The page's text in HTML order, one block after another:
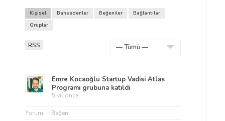
Kişisel Bahsedenler Beğeniler
Bağlantılar
Gruplar
RSS
Emre Kocaoğlu Startup Vadisi Atlas
Programı grubuna katıldı
5 yıl önce
Yorum Beğen